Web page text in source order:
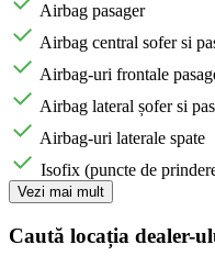
Airbag pasager
Airbag central sofer si
Airbag-uri frontale
Airbag lateral șofer si
Airbag-uri laterale spate
Isofix (puncte de
Vezi mai mult
Caută locația dealer-